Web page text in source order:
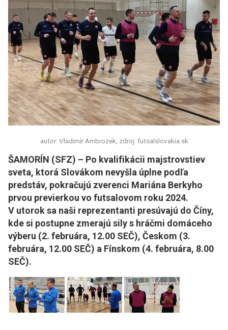
autor: Vladimír Ambrozek, zdroj: futsalslovakia.sk
ŠAMORÍN (SFZ) – Po kvalifikácii majstrovstiev
sveta, ktorá Slovákom nevyšla úplne podľa
predstáv, pokračujú zverenci Mariána Berkyho
prvou previerkou vo futsalovom roku 2024.
V utorok sa naši reprezentanti presúvajú do Číny,
kde si postupne zmerajú sily s hráčmi domáceho
výberu (2. februára, 12.00 SEČ), Českom (3.
februára, 12.00 SEČ) a Fínskom (4. februára, 8.00
SEČ).